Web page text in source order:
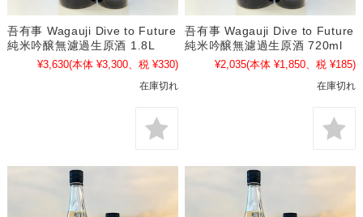
吾有事 Wagauji Dive to Future
純米吟醸無濾過生原酒 1.8L
¥3,630(本体 ¥3,300、税 ¥330)
在庫切れ
吾有事 Wagauji Dive to Future
純米吟醸無濾過生原酒 720ml
¥2,035(本体 ¥1,850、税 ¥185)
在庫切れ